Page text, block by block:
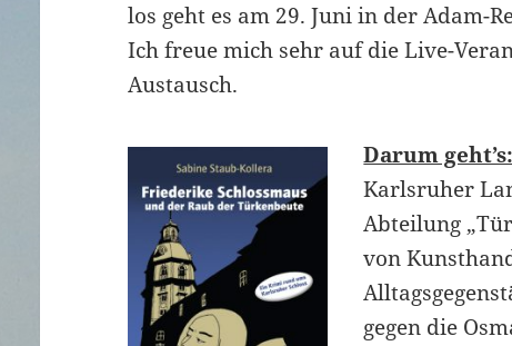
los geht es am 29. Juni in der Adam-
Ich freue mich sehr auf die Live-
Austausch.
Darum geht’s:
Karlsruher
Abteilung
von
gegen die